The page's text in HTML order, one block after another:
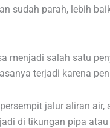
sudah parah, lebih
menjadi salah satu
terjadi karena
jalur aliran
di tikungan pipa